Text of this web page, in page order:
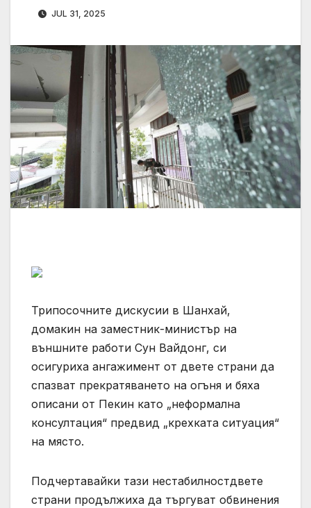
JUL 31, 2025
Трипосочните дискусии в Шанхай,
домакин на заместник-министър на
външните работи Сун Вайдонг, си
осигуриха ангажимент от двете страни да
спазват прекратяването на огъня и бяха
описани от Пекин като „неформална
консултация“ предвид „крехката ситуация“
на място.
Подчертавайки тази нестабилностдвете
страни продължиха да търгуват обвинения